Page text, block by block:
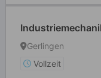
Gerlingen
Vollzeit